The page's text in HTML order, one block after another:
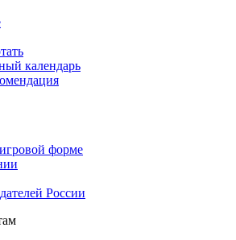
календарь
форме
России